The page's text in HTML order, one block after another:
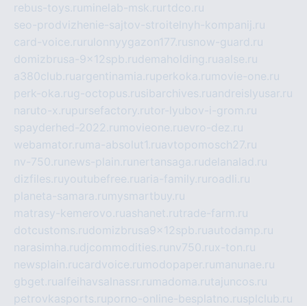
rebus-toys.ru minelab-msk.ru rtdco.ru
seo-prodvizhenie-sajtov-stroitelnyh-kompanij.ru
card-voice.ru rulonnyygazon177.rusnow-guard.ru
domizbrusa-9x12spb.rudemaholding.ruaalse.ru
a380club.ruargentinamia.ruperkoka.ru movie-one.ru
perk-oka.rug-octopus.rusibarchives.ruandreislyusar.ru
naruto-x.rupursefactory.rutor-lyubov-i-grom.ru
spayderhed-2022.ru movieone.ruevro-dez.ru
webamator.ru ma-absolut1.ruavtopomosch27.ru
nv-750.ru news-plain.ru nertansaga.rudelanalad.ru
dizfiles.ruyoutubefree.ruaria-family.ru roadli.ru
planeta-samara.ru mysmartbuy.ru
matrasy-kemerovo.ruashanet.rutrade-farm.ru
dotcustoms.rudomizbrusa9x12spb.ruautodamp.ru
narasimha.rudjcommodities.ru nv750.rux-ton.ru
newsplain.rucardvoice.ru modopaper.ru manunae.ru
gbget.rualfeihavsalnassr.ru madoma.rutajuncos.ru
petrovkasports.ruporno-online-besplatno.rusplclub.ru